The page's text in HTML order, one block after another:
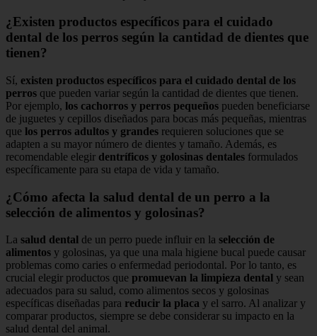
¿Existen productos específicos para el cuidado
dental de los perros según la cantidad de dientes que
tienen?
Sí, existen productos específicos para el cuidado dental de los
perros que pueden variar según la cantidad de dientes que tienen.
Por ejemplo, los cachorros y perros pequeños pueden beneficiarse
de juguetes y cepillos diseñados para bocas más pequeñas, mientras
que los perros adultos y grandes requieren soluciones que se
adapten a su mayor número de dientes y tamaño. Además, es
recomendable elegir dentríficos y golosinas dentales formulados
específicamente para su etapa de vida y tamaño.
¿Cómo afecta la salud dental de un perro a la
selección de alimentos y golosinas?
La salud dental de un perro puede influir en la selección de
alimentos y golosinas, ya que una mala higiene bucal puede causar
problemas como caries o enfermedad periodontal. Por lo tanto, es
crucial elegir productos que promuevan la limpieza dental y sean
adecuados para su salud, como alimentos secos y golosinas
específicas diseñadas para reducir la placa y el sarro. Al analizar y
comparar productos, siempre se debe considerar su impacto en la
salud dental del animal.